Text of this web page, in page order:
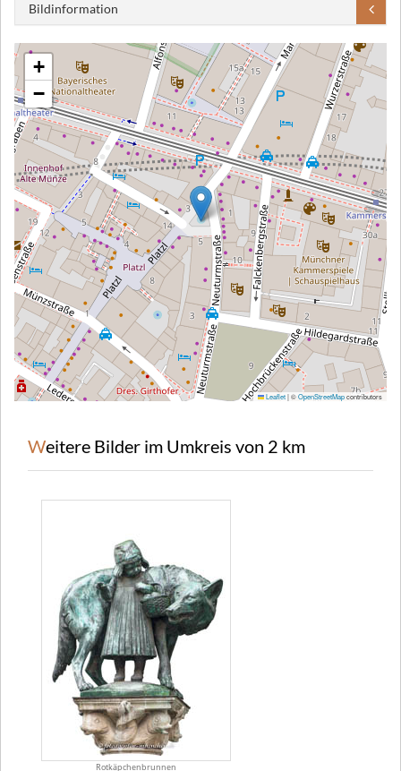
Bildinformation
+
−
Leaflet|©OpenStreetMapcontributors
Weitere Bilder im Umkreis von 2 km
Rotkäpchenbrunnen